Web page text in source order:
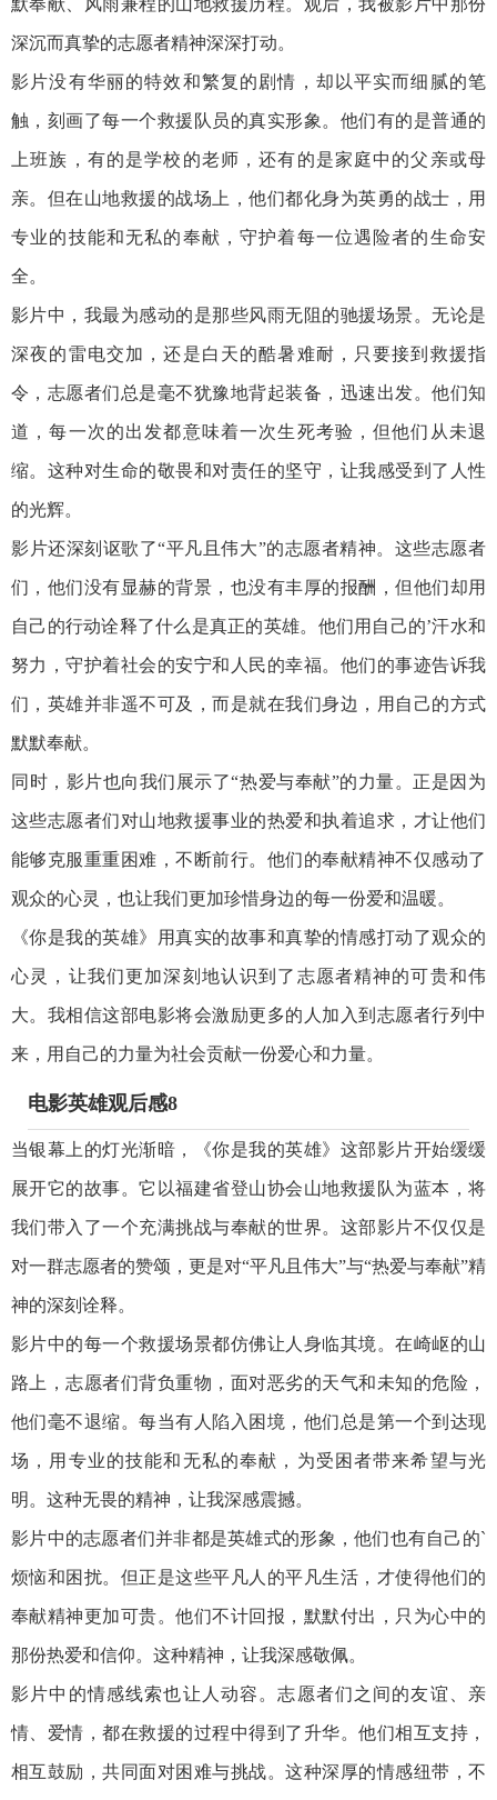
默奉献、风雨兼程的山地救援历程。观后，我被影片中那份
深沉而真挚的志愿者精神深深打动。
影片没有华丽的特效和繁复的剧情，却以平实而细腻的笔
触，刻画了每一个救援队员的真实形象。他们有的是普通的
上班族，有的是学校的老师，还有的是家庭中的父亲或母
亲。但在山地救援的战场上，他们都化身为英勇的战士，用
专业的技能和无私的奉献，守护着每一位遇险者的生命安
全。
影片中，我最为感动的是那些风雨无阻的驰援场景。无论是
深夜的雷电交加，还是白天的酷暑难耐，只要接到救援指
令，志愿者们总是毫不犹豫地背起装备，迅速出发。他们知
道，每一次的出发都意味着一次生死考验，但他们从未退
缩。这种对生命的敬畏和对责任的坚守，让我感受到了人性
的光辉。
影片还深刻讴歌了“平凡且伟大”的志愿者精神。这些志愿者
们，他们没有显赫的背景，也没有丰厚的报酬，但他们却用
自己的行动诠释了什么是真正的英雄。他们用自己的’汗水和
努力，守护着社会的安宁和人民的幸福。他们的事迹告诉我
们，英雄并非遥不可及，而是就在我们身边，用自己的方式
默默奉献。
同时，影片也向我们展示了“热爱与奉献”的力量。正是因为
这些志愿者们对山地救援事业的热爱和执着追求，才让他们
能够克服重重困难，不断前行。他们的奉献精神不仅感动了
观众的心灵，也让我们更加珍惜身边的每一份爱和温暖。
《你是我的英雄》用真实的故事和真挚的情感打动了观众的
心灵，让我们更加深刻地认识到了志愿者精神的可贵和伟
大。我相信这部电影将会激励更多的人加入到志愿者行列中
来，用自己的力量为社会贡献一份爱心和力量。
电影英雄观后感8
当银幕上的灯光渐暗，《你是我的英雄》这部影片开始缓缓
展开它的故事。它以福建省登山协会山地救援队为蓝本，将
我们带入了一个充满挑战与奉献的世界。这部影片不仅仅是
对一群志愿者的赞颂，更是对“平凡且伟大”与“热爱与奉献”精
神的深刻诠释。
影片中的每一个救援场景都仿佛让人身临其境。在崎岖的山
路上，志愿者们背负重物，面对恶劣的天气和未知的危险，
他们毫不退缩。每当有人陷入困境，他们总是第一个到达现
场，用专业的技能和无私的奉献，为受困者带来希望与光
明。这种无畏的精神，让我深感震撼。
影片中的志愿者们并非都是英雄式的形象，他们也有自己的`
烦恼和困扰。但正是这些平凡人的平凡生活，才使得他们的
奉献精神更加可贵。他们不计回报，默默付出，只为心中的
那份热爱和信仰。这种精神，让我深感敬佩。
影片中的情感线索也让人动容。志愿者们之间的友谊、亲
情、爱情，都在救援的过程中得到了升华。他们相互支持，
相互鼓励，共同面对困难与挑战。这种深厚的情感纽带，不